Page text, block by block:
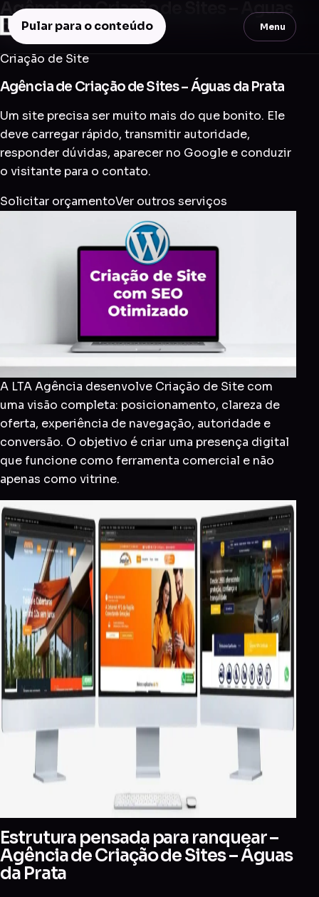
Pular para o conteúdo Menu
Agência de Criação de Sites – Águas
da Prata
Criação de Site
Agência de Criação de Sites – Águas da Prata
Um site precisa ser muito mais do que bonito. Ele
deve carregar rápido, transmitir autoridade,
responder dúvidas, aparecer no Google e conduzir
o visitante para o contato.
Solicitar orçamentoVer outros serviços
A LTA Agência desenvolve Criação de Site com
uma visão completa: posicionamento, clareza de
oferta, experiência de navegação, autoridade e
conversão. O objetivo é criar uma presença digital
que funcione como ferramenta comercial e não
apenas como vitrine.
Estrutura pensada para ranquear –
Agência de Criação de Sites – Águas
da Prata